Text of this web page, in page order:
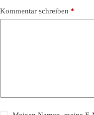
Kommentar schreiben *